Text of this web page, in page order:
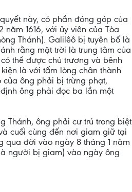
này, có phần đóng góp của
1616, với ủy viên của Tòa
Thánh). Galilêô bị tuyên bố là
rằng mặt trời là trung tâm của
thể được chủ trương và bênh
là với tấm lòng chân thành
ông phải bị trừng phạt,
ông phải đọc ba lần một
Thánh, ông phải cư trú trong biệt
cuối cùng đến nơi giam giữ tại
qua đời vào ngày 8 tháng 1 năm
người bị giam) vào ngày ông